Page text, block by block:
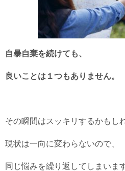
自暴自棄を続けても、
良いことは１つもありません。
その瞬間はスッキリするかもし
現状は一向に変わらないので、
同じ悩みを繰り返してしまいます